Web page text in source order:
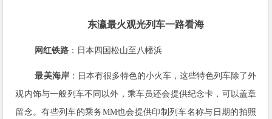
东瀛最火观光列车一路看海
网红铁路 ：日本四国松山至八幡浜
最美海岸：日本有很多特色的小火车，这些特色列车除了外
观内饰与一般列车不同以外，乘车员还会提供纪念卡，可以盖章
留念。有些列车的乘务MM也会提供印制列车名称与日期的拍照